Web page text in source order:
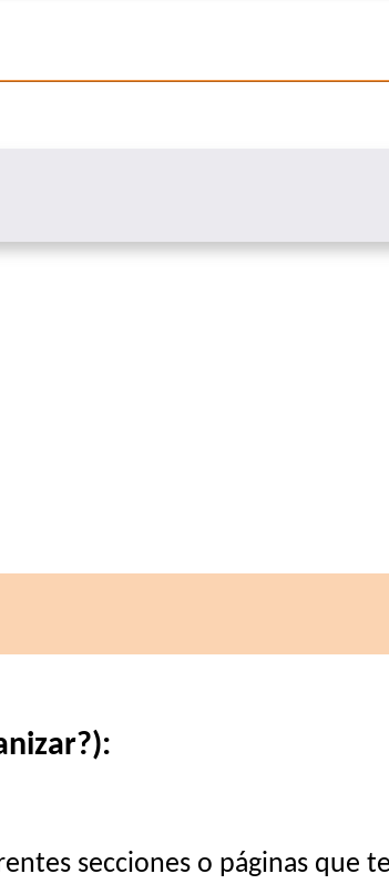
secciones o páginas que